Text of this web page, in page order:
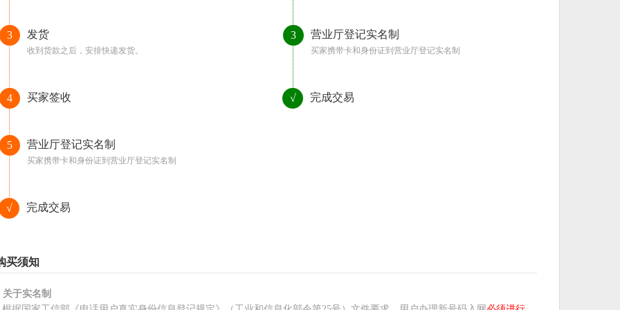
3 发货
收到货款之后，安排快递发货。
4 买家签收
5 营业厅登记实名制
买家携带卡和身份证到营业厅登记实名制
√ 完成交易
3 营业厅登记实名制
买家携带卡和身份证到营业厅登记实名制
√ 完成交易
买须知
关于实名制